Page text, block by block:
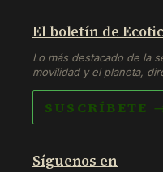
El boletín de
Lo más destacado de la
movilidad y el planeta,
SUSCRÍBETE
Síguenos en